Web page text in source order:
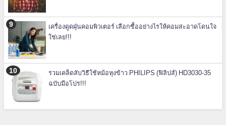
เครื่องดูดฝุ่นคอมพิวเตอร์ เลือกซื้ออย่างไรให้คอมสะอาดโดนใจ
ใช่เลย!!!
รวมเคล็ดลับวิธีใช้หม้อหุงข้าว PHILIPS (ฟิลิปส์) HD3030-35
ฉบับมือโปร!!!